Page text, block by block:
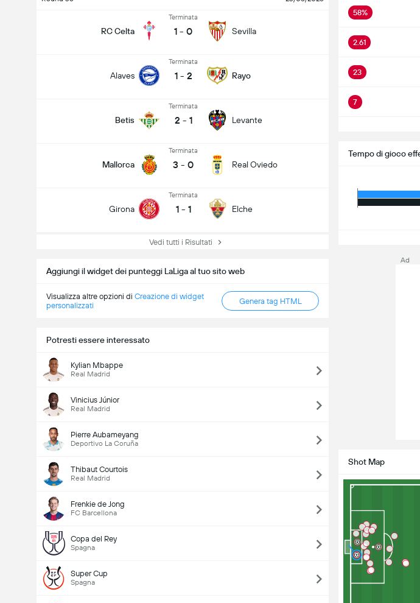
RC Celta
Terminata
1 - 0 Sevilla
Alaves
Terminata
1 - 2 Rayo
Betis
Terminata
2 - 1 Levante
Mallorca
Terminata
3 - 0 Real Oviedo
Girona
Terminata
1 - 1 Elche
Vedi tutti i Risultati
Aggiungi il widget dei punteggi LaLiga al tuo sito web
Visualizza altre opzioni di Creazione di widget
personalizzati
Genera tag HTML
Potresti essere interessato
Kylian Mbappe
Real Madrid
Vinicius Júnior
Real Madrid
Pierre Aubameyang
Deportivo La Coruña
Thibaut Courtois
Real Madrid
Frenkie de Jong
FC Barcellona
Copa del Rey
Spagna
Super Cup
Spagna
58%
2.61
23
7
Tempo di gioco
Shot Map
Ad